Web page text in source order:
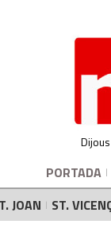
PORTADA
JOAN
ST.